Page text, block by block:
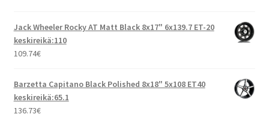
Jack Wheeler Rocky AT Matt Black 8x17" 6x139.7 ET-20
keskireikä:110
109.74€
Barzetta Capitano Black Polished 8x18" 5x108 ET40
keskireikä:65.1
136.73€